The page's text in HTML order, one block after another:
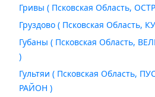
Гривы ( Псковская Область,
Груздово ( Псковская
Губаны ( Псковская Область,
)
Гультяи ( Псковская Область,
РАЙОН )